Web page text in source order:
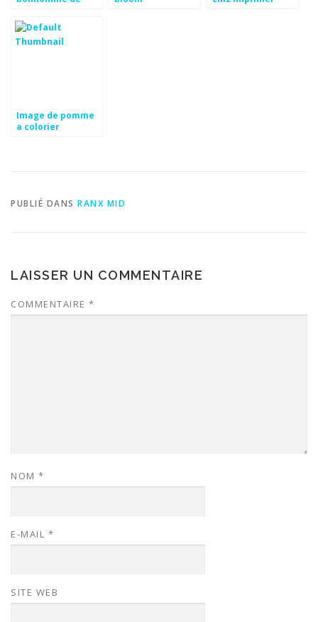
Image de pomme
a colorier
PUBLIÉ DANS RANX MID
LAISSER UN COMMENTAIRE
COMMENTAIRE *
NOM *
E-MAIL *
SITE WEB